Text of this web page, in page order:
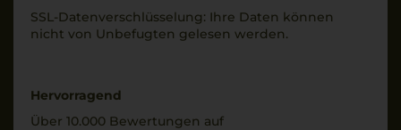
Trinktemperatur
Alkoholgehalt
13,5 % Vol.
0,75 L
SSL-Daten­verschlüs­selung: Ihre Daten können
nicht von Unbe­fugten gelesen werden.
Hervorragend
Über 10.000 Bewertungen auf